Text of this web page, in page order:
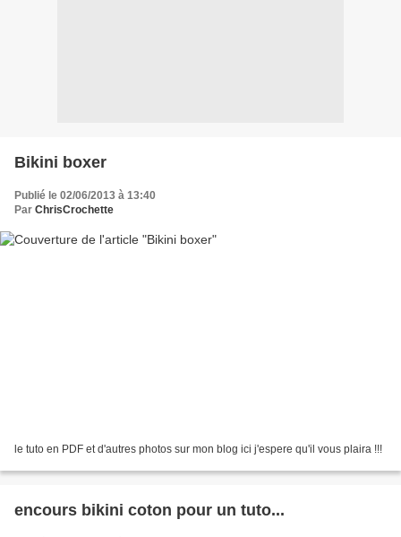
Bikini boxer
Publié le 02/06/2013 à 13:40
Par ChrisCrochette
le tuto en PDF et d'autres photos sur mon blog ici j'espere qu'il vous plaira !!!
encours bikini coton pour un tuto...